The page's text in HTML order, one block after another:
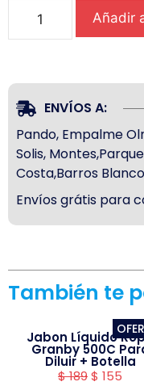
Añadir
ENVÍOS A:
Pando, Empalme
Solis,
Costa,Barros
Envíos grátis para
También te
Jabon Líquido
Granby 500C
Diluir + Botella
$189$ 155